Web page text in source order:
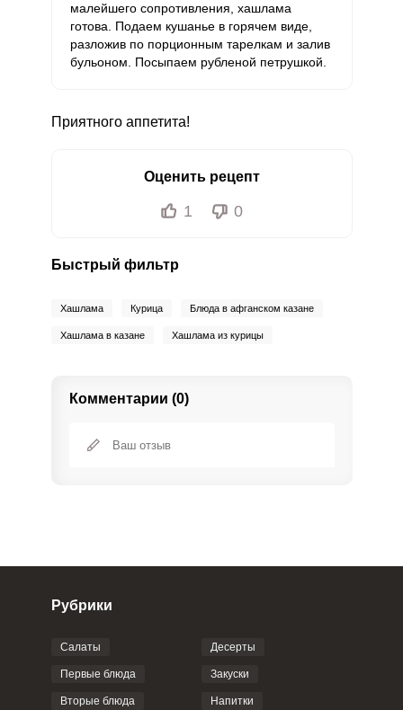
малейшего сопротивления, хашлама
готова. Подаем кушанье в горячем виде,
разложив по порционным тарелкам и залив
бульоном. Посыпаем рубленой петрушкой.
Приятного аппетита!
Оценить рецепт
1 0
Быстрый фильтр
Хашлама Курица Блюда в афганском казане
Хашлама в казане Хашлама из курицы
Комментарии (0)
Фото до 4 шт, до 5 mb
Рубрики
Салаты
Первые блюда
Вторые блюда
Десерты
Закуски
Напитки
Сообщить об ошибке